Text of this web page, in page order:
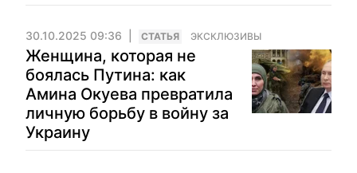
30.10.2025 09:36 CТАТЬЯ ЭКСКЛЮЗИВЫ
Женщина, которая не
боялась Путина: как
Амина Окуева превратила
личную борьбу в войну за
Украину